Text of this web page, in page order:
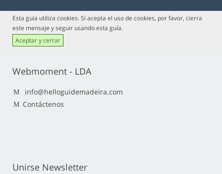
Esta guía utiliza cookies. Si acepta el uso de cookies, por favor, cierra
este mensaje y seguir usando esta guía.
Aceptar y cerrar
Webmoment - LDA
info@helloguidemadeira.com
Contáctenos
Unirse Newsletter